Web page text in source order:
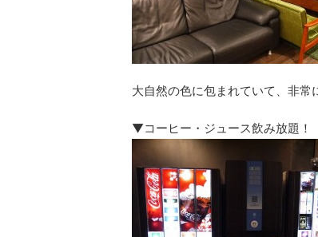
大自然の色に包まれていて、非常
▼コーヒー・ジュース飲み放題！